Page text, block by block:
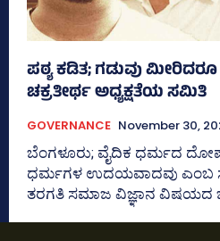
ಪಠ್ಯ ಕಡಿತ; ಗಡುವು
ಚಕ್ರತೀರ್ಥ ಅಧ್ಯಕ್ಷತೆಯ ಸಮಿತಿ
GOVERNANCE November 30,
ಬೆಂಗಳೂರು; ವೈದಿಕ ಧರ್ಮದ
ಧರ್ಮಗಳ ಉದಯವಾದವು ಎಂಬ
ತರಗತಿ ಸಮಾಜ ವಿಜ್ಞಾನ ವಿಷಯದ